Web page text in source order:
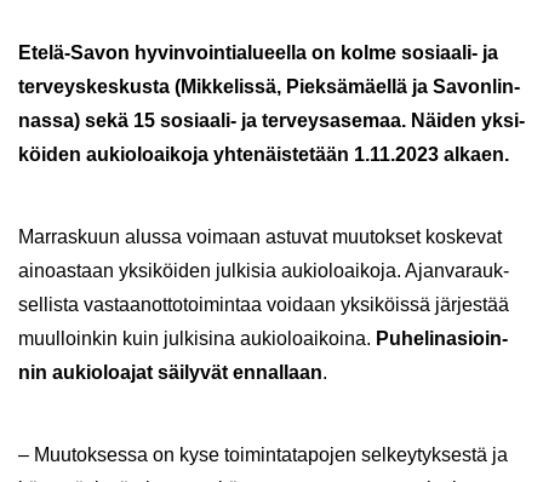
Etelä-​Savon hy­vin­voin­tia­lu­eel­la on kolme sosiaali-​ ja
ter­veys­kes­kus­ta (Mik­ke­lis­sä, Piek­sä­mäel­lä ja Sa­von­lin­
nas­sa) sekä 15 sosiaali-​ ja ter­veys­a­se­maa. Näi­den yk­si­
köi­den au­kio­loai­ko­ja yh­te­näis­te­tään 1.11.2023 al­kaen.
Mar­ras­kuun alus­sa voi­maan as­tu­vat muu­tok­set kos­ke­vat
ai­noas­taan yk­si­köi­den jul­ki­sia au­kio­loai­ko­ja. Ajan­va­rauk­
sel­lis­ta vas­taan­ot­to­toi­min­taa voi­daan yk­si­köis­sä jär­jes­tää
muul­loin­kin kuin jul­ki­si­na au­kio­loai­koi­na. Pu­he­li­n­asioin­
nin au­kio­loa­jat säi­ly­vät en­nal­laan.
– Muu­tok­ses­sa on kyse toi­min­ta­ta­po­jen sel­key­tyk­ses­tä ja